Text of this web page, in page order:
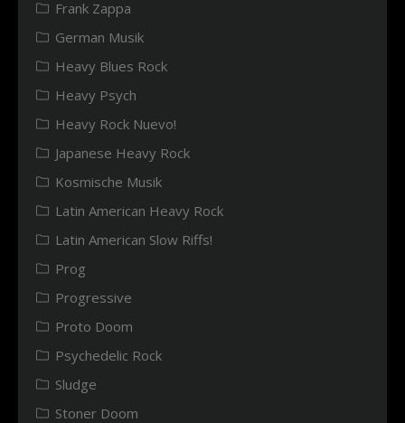
Frank Zappa
German Musik
Heavy Blues Rock
Heavy Psych
Heavy Rock Nuevo!
Japanese Heavy Rock
Kosmische Musik
Latin American Heavy Rock
Latin American Slow Riffs!
Prog
Progressive
Proto Doom
Psychedelic Rock
Sludge
Stoner Doom